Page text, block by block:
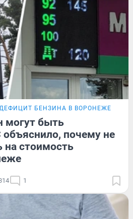
БЕНЗИНА В ВОРОНЕЖЕ
могут быть
почему не
стоимость
1